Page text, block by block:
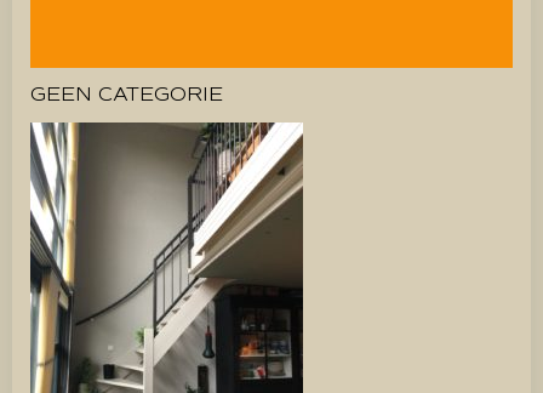
GEEN CATEGORIE